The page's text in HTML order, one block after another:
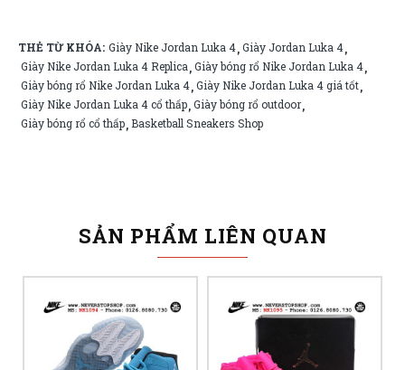
THẺ TỪ KHÓA: Giày Nike Jordan Luka 4,Giày Jordan Luka 4,
Giày Nike Jordan Luka 4 Replica,Giày bóng rổ Nike Jordan Luka 4,
Giày bóng rổ Nike Jordan Luka 4,Giày Nike Jordan Luka 4 giá tốt,
Giày Nike Jordan Luka 4 cổ thấp,Giày bóng rổ outdoor,
Giày bóng rổ cổ thấp,Basketball Sneakers Shop
SẢN PHẨM LIÊN QUAN